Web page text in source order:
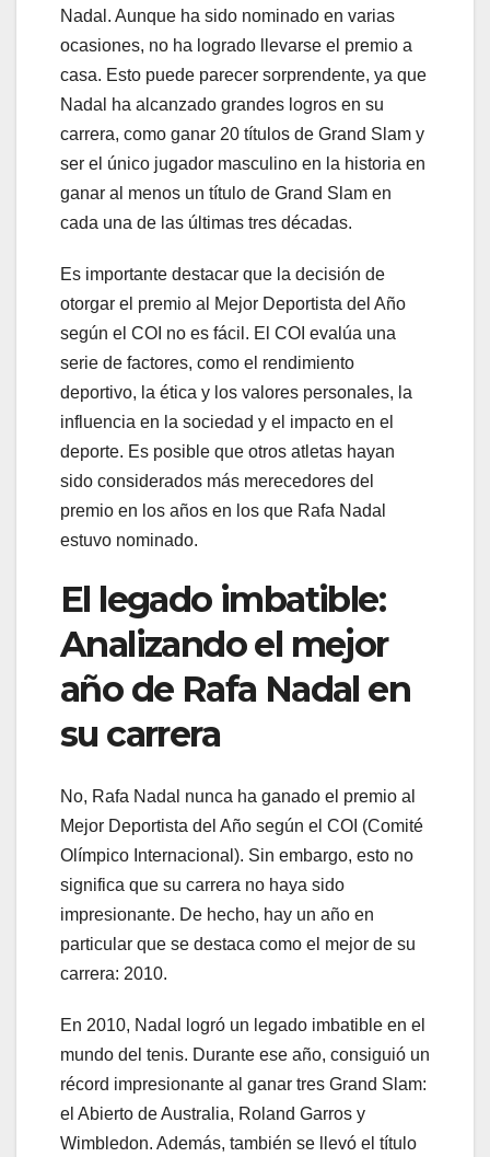
Nadal. Aunque ha sido nominado en varias
ocasiones, no ha logrado llevarse el premio a
casa. Esto puede parecer sorprendente, ya que
Nadal ha alcanzado grandes logros en su
carrera, como ganar 20 títulos de Grand Slam y
ser el único jugador masculino en la historia en
ganar al menos un título de Grand Slam en
cada una de las últimas tres décadas.
Es importante destacar que la decisión de
otorgar el premio al Mejor Deportista del Año
según el COI no es fácil. El COI evalúa una
serie de factores, como el rendimiento
deportivo, la ética y los valores personales, la
influencia en la sociedad y el impacto en el
deporte. Es posible que otros atletas hayan
sido considerados más merecedores del
premio en los años en los que Rafa Nadal
estuvo nominado.
El legado imbatible:
Analizando el mejor
año de Rafa Nadal en
su carrera
No, Rafa Nadal nunca ha ganado el premio al
Mejor Deportista del Año según el COI (Comité
Olímpico Internacional). Sin embargo, esto no
significa que su carrera no haya sido
impresionante. De hecho, hay un año en
particular que se destaca como el mejor de su
carrera: 2010.
En 2010, Nadal logró un legado imbatible en el
mundo del tenis. Durante ese año, consiguió un
récord impresionante al ganar tres Grand Slam:
el Abierto de Australia, Roland Garros y
Wimbledon. Además, también se llevó el título